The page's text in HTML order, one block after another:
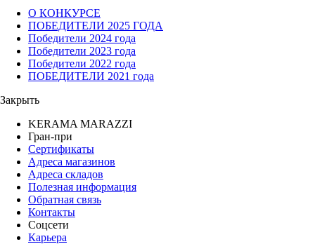
О КОНКУРСЕ
ПОБЕДИТЕЛИ 2025 ГОДА
Победители 2024 года
Победители 2023 года
Победители 2022 года
ПОБЕДИТЕЛИ 2021 года
Закрыть
KERAMA MARAZZI
Гран-при
Сертификаты
Адреса магазинов
Адреса складов
Полезная информация
Обратная связь
Контакты
Соцсети
Карьера